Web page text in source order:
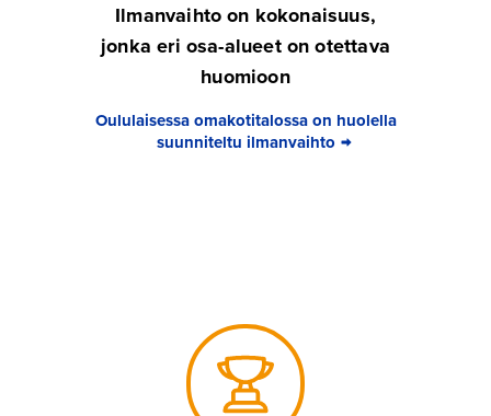
Ilmanvaihto on kokonaisuus,
jonka eri osa-alueet on otettava
huomioon
Oululaisessa omakotitalossa on huolella
suunniteltu ilmanvaihto